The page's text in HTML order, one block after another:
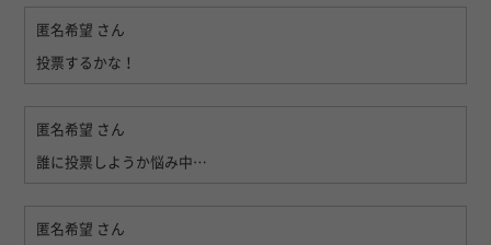
匿名希望 さん
投票するかな！
匿名希望 さん
誰に投票しようか悩み中…
匿名希望 さん